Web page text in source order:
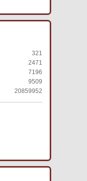
321
2471
7196
9509
20859952